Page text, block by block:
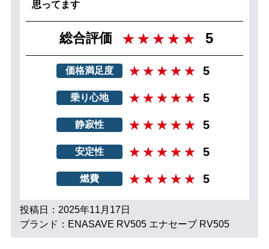
思ってます
総合評価 5
価格満足度 5
乗り心地 5
静寂性 5
安定性 5
燃費 5
投稿日：2025年11月17日
ブランド：ENASAVE RV505 エナセーブ RV505